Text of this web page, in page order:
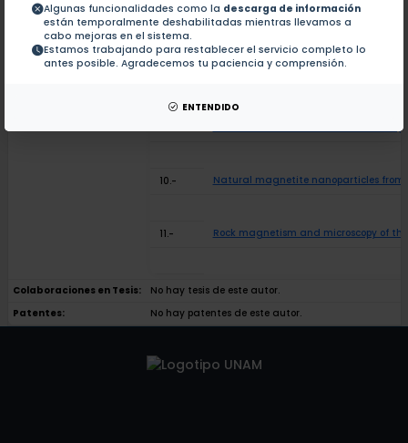
Algunas funcionalidades como la descarga de información
están temporalmente deshabilitadas mientras llevamos a
cabo mejoras en el sistema.
Estamos trabajando para restablecer el servicio completo lo
antes posible. Agradecemos tu paciencia y comprensión.
ENTENDIDO
7.- Palaeomagnetism of the upper
9.- Cenozoic and Mesozoic basalts from
10.- Natural magnetite nanoparticles from
11.- Rock magnetism and microscopy of
Colaboraciones en Tesis:
No hay tesis de este autor.
Patentes:
No hay patentes de este autor.